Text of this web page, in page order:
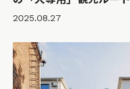
2025.08.27